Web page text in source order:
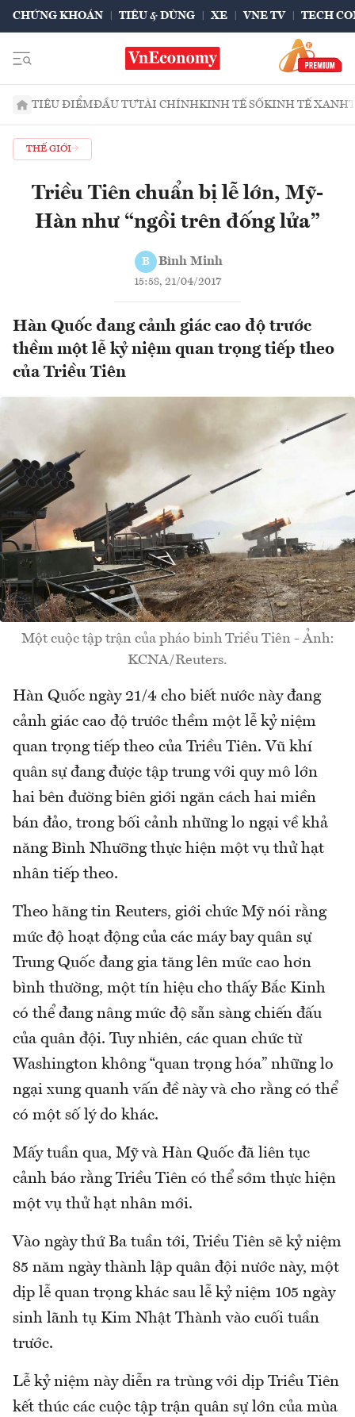
CHỨNG KHOÁN TIÊU & DÙNG XE VNE TV TECH
TIÊU ĐIỂMĐẦU TƯTÀI CHÍNHKINH TẾ SỐKINH TẾ XANH
THẾ GIỚI
Triều Tiên chuẩn bị lễ lớn, Mỹ-
Hàn như “ngồi trên đống lửa”
B Bình Minh
15:58, 21/04/2017
Hàn Quốc đang cảnh giác cao độ trước
thềm một lễ kỷ niệm quan trọng tiếp theo
của Triều Tiên
Một cuộc tập trận của pháo binh Triều Tiên - Ảnh:
KCNA/Reuters.
Hàn Quốc ngày 21/4 cho biết nước này đang
cảnh giác cao độ trước thềm một lễ kỷ niệm
quan trọng tiếp theo của Triều Tiên. Vũ khí
quân sự đang được tập trung với quy mô lớn
hai bên đường biên giới ngăn cách hai miền
bán đảo, trong bối cảnh những lo ngại về khả
năng Bình Nhưỡng thực hiện một vụ thử hạt
nhân tiếp theo.
Theo hãng tin Reuters, giới chức Mỹ nói rằng
mức độ hoạt động của các máy bay quân sự
Trung Quốc đang gia tăng lên mức cao hơn
bình thường, một tín hiệu cho thấy Bắc Kinh
có thể đang nâng mức độ sẵn sàng chiến đấu
của quân đội. Tuy nhiên, các quan chức từ
Washington không “quan trọng hóa” những lo
ngại xung quanh vấn đề này và cho rằng có thể
có một số lý do khác.
Mấy tuần qua, Mỹ và Hàn Quốc đã liên tục
cảnh báo rằng Triều Tiên có thể sớm thực hiện
một vụ thử hạt nhân mới.
Vào ngày thứ Ba tuần tới, Triều Tiên sẽ kỷ niệm
85 năm ngày thành lập quân đội nước này, một
dịp lễ quan trọng khác sau lễ kỷ niệm 105 ngày
sinh lãnh tụ Kim Nhật Thành vào cuối tuần
trước.
Lễ kỷ niệm này diễn ra trùng với dịp Triều Tiên
kết thúc các cuộc tập trận quân sự lớn của mùa